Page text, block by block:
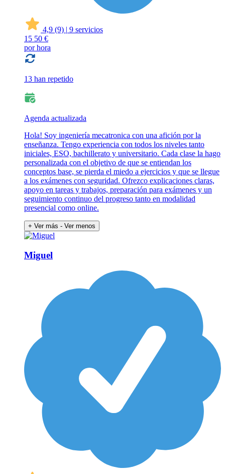
4,9 (9) | 9 servicios
15 50 €
por hora
13 han repetido
Agenda actualizada
Hola! Soy ingeniería mecatronica con una afición por la
enseñanza. Tengo experiencia con todos los niveles tanto
iniciales, ESO, bachillerato y universitario. Cada clase la hago
personalizada con el objetivo de que se entiendan los
conceptos base, se pierda el miedo a ejercicios y que se llegue
a los exámenes con seguridad. Ofrezco explicaciones claras,
apoyo en tareas y trabajos, preparación para exámenes y un
seguimiento continuo del progreso tanto en modalidad
presencial como online.
+ Ver más - Ver menos
Miguel